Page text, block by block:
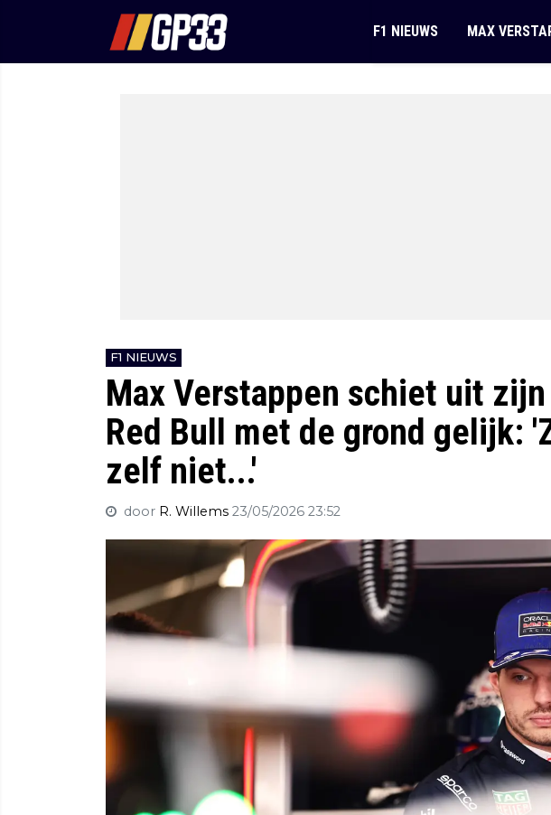
F1 NIEUWS MAX
F1 NIEUWS
Max Verstappen schiet uit
Red Bull met de grond gelijk:
zelf niet...'
door R. Willems 23/05/2026 23:52